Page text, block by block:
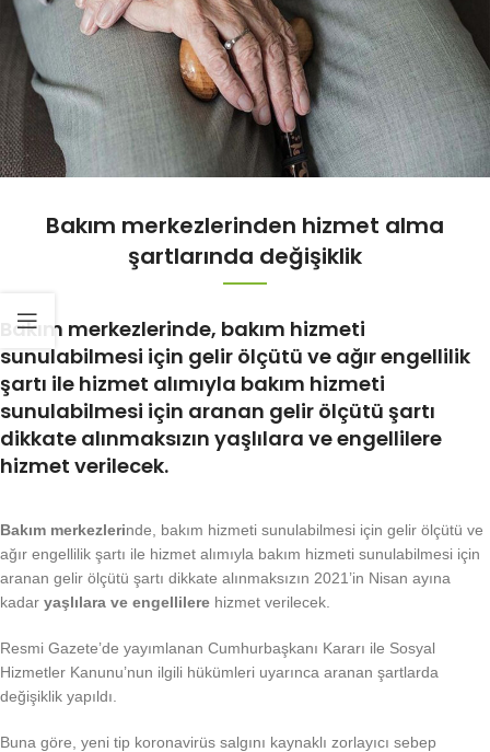
Bakım merkezlerinden hizmet alma
şartlarında değişiklik
Bakım merkezlerinde, bakım hizmeti
sunulabilmesi için gelir ölçütü ve ağır engellilik
şartı ile hizmet alımıyla bakım hizmeti
sunulabilmesi için aranan gelir ölçütü şartı
dikkate alınmaksızın yaşlılara ve engellilere
hizmet verilecek.
Bakım merkezlerinde, bakım hizmeti sunulabilmesi için gelir ölçütü ve
ağır engellilik şartı ile hizmet alımıyla bakım hizmeti sunulabilmesi için
aranan gelir ölçütü şartı dikkate alınmaksızın 2021’in Nisan ayına
kadar yaşlılara ve engellilere hizmet verilecek.
Resmi Gazete’de yayımlanan Cumhurbaşkanı Kararı ile Sosyal
Hizmetler Kanunu’nun ilgili hükümleri uyarınca aranan şartlarda
değişiklik yapıldı.
Buna göre, yeni tip koronavirüs salgını kaynaklı zorlayıcı sebep